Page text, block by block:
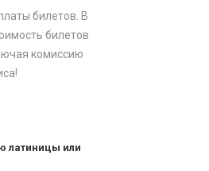
билетов. В
билетов
комиссию
латиницы или